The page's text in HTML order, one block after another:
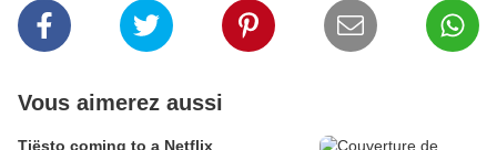
Vous aimerez aussi
Tiësto coming to a Netflix